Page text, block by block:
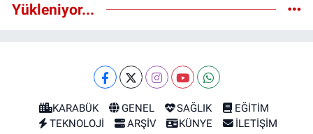
Yükleniyor...
KARABÜK GENEL SAĞLIK
EĞİTİM
TEKNOLOJİ
ARŞİV KÜNYE İLETİŞİM